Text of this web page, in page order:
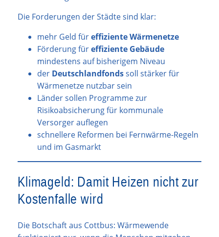
Die Forderungen der Städte sind klar:
mehr Geld füreffiziente Wärmenetze
Förderung füreffiziente Gebäude
mindestens auf bisherigem Niveau
der Deutschlandfondssoll stärker für
Wärmenetze nutzbar sein
Länder sollen Programme zur
Risikoabsicherung für kommunale
Versorger auflegen
schnellere Reformen bei Fernwärme-Regeln
und im Gasmarkt
Klimageld: Damit Heizen nicht zur
Kostenfalle wird
Die Botschaft aus Cottbus: Wärmewende